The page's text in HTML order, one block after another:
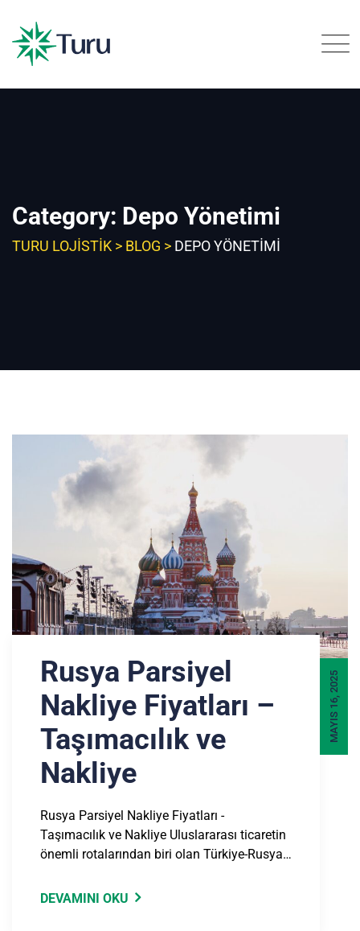
content
Category: Depo Yönetimi
TURU LOJISTIK > BLOG > DEPO YÖNETIMI
MAYIS 16, 2025
Rusya Parsiyel
Nakliye Fiyatları –
Taşımacılık ve
Nakliye
Rusya Parsiyel Nakliye Fiyatları -
Taşımacılık ve Nakliye Uluslararası ticaretin
önemli rotalarından biri olan Türkiye-Rusya…
DEVAMINI OKU